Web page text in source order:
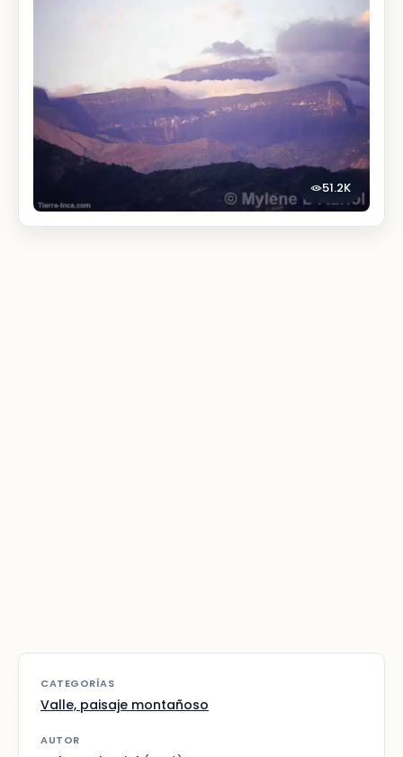
51.2K
CATEGORÍAS
Valle, paisaje montañoso
AUTOR